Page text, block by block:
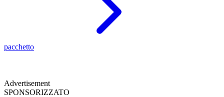
pacchetto
Advertisement
SPONSORIZZATO